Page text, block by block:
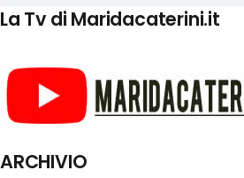
La Tv di Maridacaterini.it
ARCHIVIO